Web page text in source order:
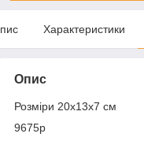
Характеристики
Опис
Розміри 20х13х7 см
9675p